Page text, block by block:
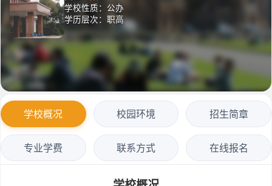
学校性质：公办
学历层次：职高
学校概况 校园环境 招生简章
专业学费 联系方式 在线报名